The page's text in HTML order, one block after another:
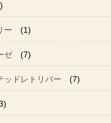
ー (1)
ゼ (7)
ッドレトリバー (7)